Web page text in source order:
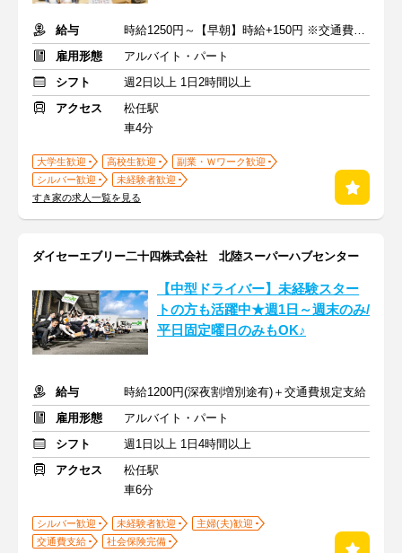
給与
時給1250円～【早朝】時給+150円 ※交通費支給
雇用形態
アルバイト・パート
シフト
週2日以上 1日2時間以上
アクセス
松任駅
車4分
大学生歓迎 高校生歓迎
副業・Ｗワーク歓迎
シルバー歓迎
未経験者歓迎
すき家の求人一覧を見る
ダイセーエブリー二十四株式会社 北陸スーパーハブセンター
【中型ドライバー】未経験スター
トの方も活躍中★週1日～週末のみ/
平日固定曜日のみもOK♪
給与
時給1200円(深夜割増別途有)＋交通費規定支給
雇用形態
アルバイト・パート
シフト
週1日以上 1日4時間以上
アクセス
松任駅
車6分
シルバー歓迎 未経験者歓迎
主婦(夫)歓迎
交通費支給
社会保険完備